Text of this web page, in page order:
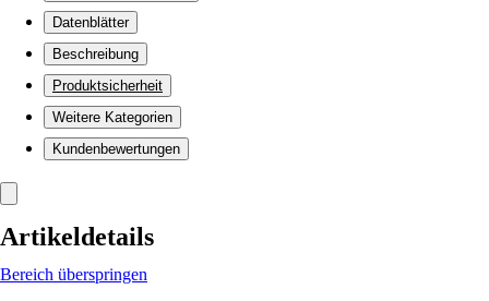
Datenblätter
Beschreibung
Produktsicherheit
Weitere Kategorien
Kundenbewertungen
Artikeldetails
Bereich überspringen